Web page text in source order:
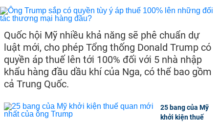
Quốc hội Mỹ nhiều khả năng sẽ phê chuẩn dự
luật mới, cho phép Tổng thống Donald Trump có
quyền áp thuế lên tới 100% đối với 5 nhà nhập
khẩu hàng đầu dầu khí của Nga, có thể bao gồm
cả Trung Quốc.
25 bang của Mỹ
khởi kiện thuế